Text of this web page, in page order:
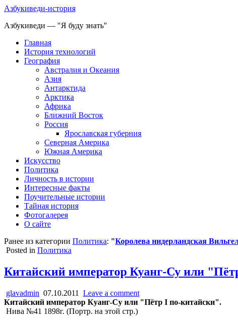
Азбукиведи-история
Азбукиведи — "Я буду знать"
Главная
История технологий
География
Австралия и Океания
Азия
Антарктида
Арктика
Африка
Ближний Восток
Россия
Ярославская губерния
Северная Америка
Южная Америка
Искусство
Политика
Личность в истории
Интересные факты
Поучительные истории
Тайная история
Фотогалерея
О сайте
Ранее из категории Политика: "Королева нидерландская
Posted in Политика
Китайский император Куанг-Су или
glavadmin 07.10.2011
Leave a comment
Китайский император Куанг-Су или "Пётр I по-китайски".
Нива №41 1898г. (Портр. на этой стр.)